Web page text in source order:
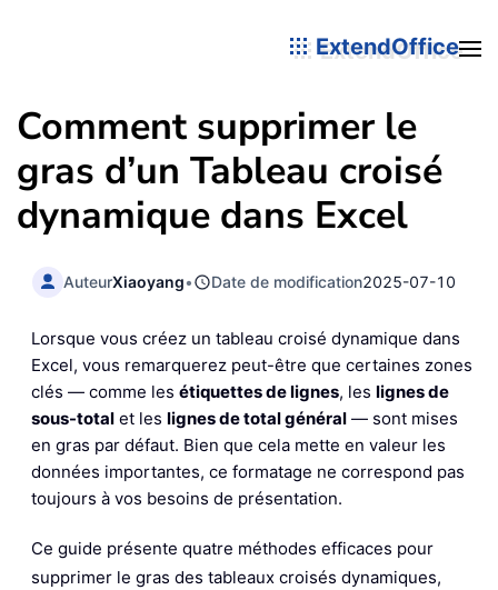
ExtendOffice
Comment supprimer le
gras d’un Tableau croisé
dynamique dans Excel
AuteurXiaoyang• Date de modification2025-07-10
Lorsque vous créez un tableau croisé dynamique dans
Excel, vous remarquerez peut-être que certaines zones
clés — comme les étiquettes de lignes, les lignes de
sous-total et les lignes de total général — sont mises
en gras par défaut. Bien que cela mette en valeur les
données importantes, ce formatage ne correspond pas
toujours à vos besoins de présentation.
Ce guide présente quatre méthodes efficaces pour
supprimer le gras des tableaux croisés dynamiques,